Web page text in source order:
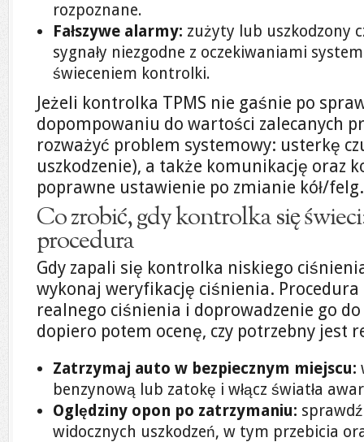
rozpoznane.
Fałszywe alarmy: zużyty lub uszkodzony
sygnały niezgodne z oczekiwaniami
świeceniem kontrolki.
Jeżeli kontrolka TPMS nie gaśnie po
dopompowaniu do wartości zalecanych
rozważyć problem systemowy: usterkę
uszkodzenie), a także komunikację oraz
poprawne ustawienie po zmianie kół/felg.
Co zrobić, gdy kontrolka się
procedura
Gdy zapali się kontrolka niskiego
wykonaj weryfikację ciśnienia.
realnego ciśnienia i doprowadzenie go
dopiero potem ocenę, czy potrzebny jest
Zatrzymaj auto w bezpiecznym miejscu:
benzynową lub zatokę i włącz światła
Oględziny opon po zatrzymaniu:
widocznych uszkodzeń, w tym przebicia